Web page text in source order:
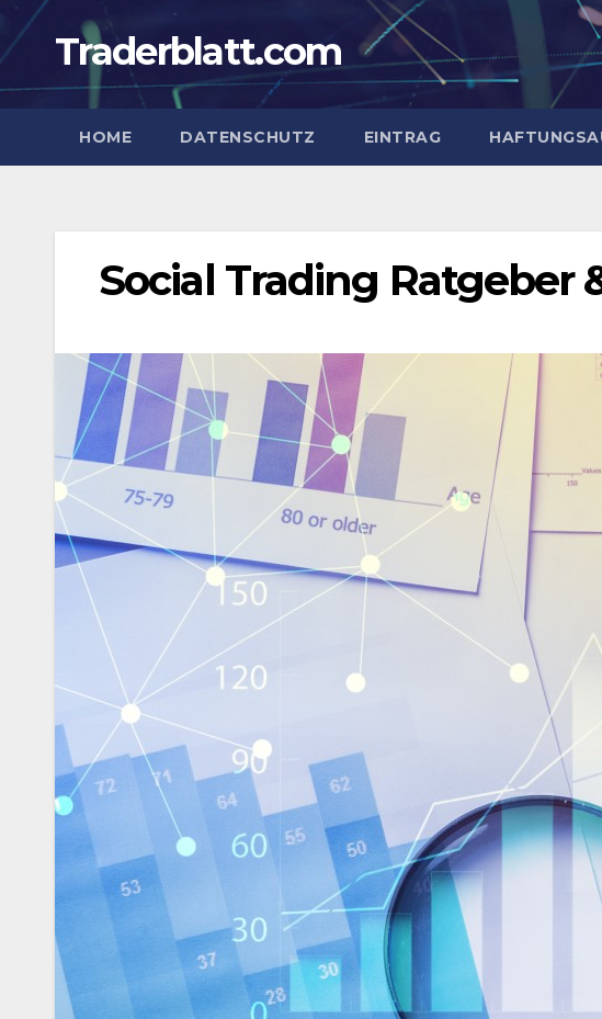
Zum
Inhalt
springen
Traderblatt.com
HOME DATENSCHUTZ EINTRAG
Social Trading Ratgeber